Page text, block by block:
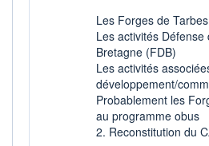
-
-
DIVIDENDE
Les Forges de Tarbes
Les activités
Bretagne (FDB)
Les activités
développement/
Probablement les
au programme obus
2. Reconstitution du